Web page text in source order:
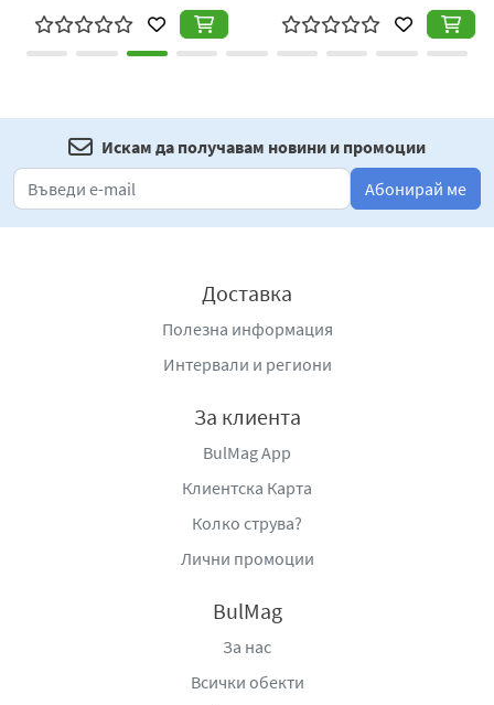
Искам да получавам новини и промоции
Абонирай ме
Доставка
Полезна информация
Интервали и региони
За клиента
BulMag App
Клиентска Карта
Колко струва?
Лични промоции
BulMag
За нас
Всички обекти